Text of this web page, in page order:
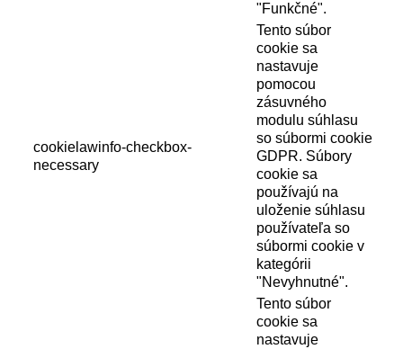
"Funkčné".
cookielawinfo-checkbox-
necessary
Tento súbor
cookie sa
nastavuje
pomocou
zásuvného
modulu súhlasu
so súbormi cookie
GDPR. Súbory
cookie sa
používajú na
uloženie súhlasu
používateľa so
súbormi cookie v
kategórii
"Nevyhnutné".
Tento súbor
cookie sa
nastavuje